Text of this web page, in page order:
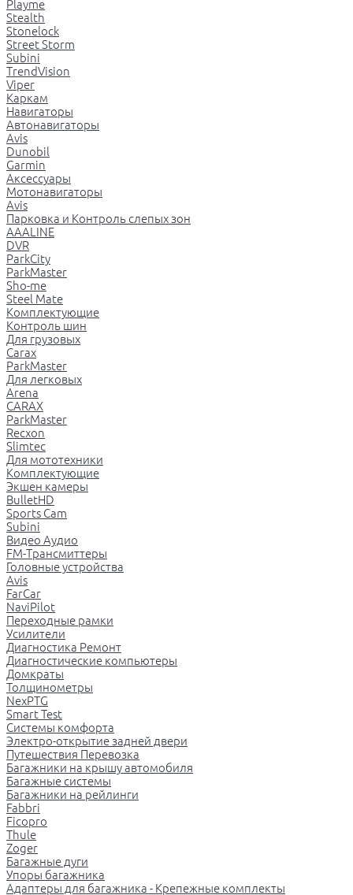
Playme
Stealth
Stonelock
Street Storm
Subini
TrendVision
Viper
Каркам
Навигаторы
Автонавигаторы
Avis
Dunobil
Garmin
Аксессуары
Мотонавигаторы
Avis
Парковка и Контроль слепых зон
AAALINE
DVR
ParkCity
ParkMaster
Sho-me
Steel Mate
Комплектующие
Контроль шин
Для грузовых
Carax
ParkMaster
Для легковых
Arena
CARAX
ParkMaster
Recxon
Slimtec
Для мототехники
Комплектующие
Экшен камеры
BulletHD
Sports Cam
Subini
Видео Аудио
FM-Трансмиттеры
Головные устройства
Avis
FarCar
NaviPilot
Переходные рамки
Усилители
Диагностика Ремонт
Диагностические компьютеры
Домкраты
Толщинометры
NexPTG
Smart Test
Системы комфорта
Электро-открытие задней двери
Путешествия Перевозка
Багажники на крышу автомобиля
Багажные системы
Багажники на рейлинги
Fabbri
Ficopro
Thule
Zoger
Багажные дуги
Упоры багажника
Адаптеры для багажника - Крепежные комплекты